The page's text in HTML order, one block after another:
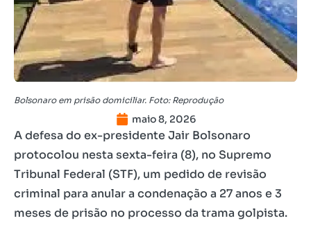
Bolsonaro em prisão domiciliar. Foto: Reprodução
maio 8, 2026
A defesa do ex-presidente Jair Bolsonaro
protocolou nesta sexta-feira (8), no Supremo
Tribunal Federal (STF), um pedido de revisão
criminal para anular a condenação a 27 anos e 3
meses de prisão no processo da trama golpista.